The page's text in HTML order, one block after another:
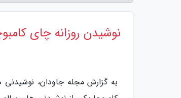
نوشیدن روزانه چای
به گزارش مجله جاودان، نوشیدنی